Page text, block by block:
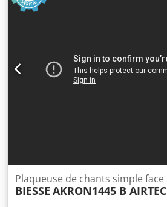
Plaqueuse de chants simple face
BIESSE AKRON1445 B AIRTEC